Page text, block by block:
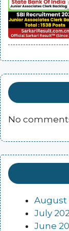
No
August
July
June